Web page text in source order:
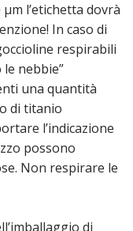
l’etichetta dovrà
In caso di
respirabili
nebbie”
una quantità
di titanio
l’indicazione
possono
Non respirare le
di